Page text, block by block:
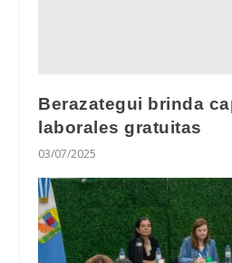
Berazategui brinda
laborales gratuitas
03/07/2025